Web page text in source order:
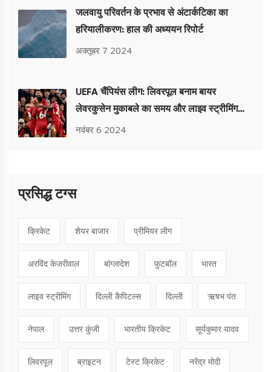
जलवायु परिवर्तन के प्रभाव से अंटार्कटिका का
हरियालीकरण: हाल की अध्ययन रिपोर्ट
अक्तूबर 7 2024
UEFA चैंपियंस लीग: लिवरपूल बनाम बायर
लेवरकुसेन मुकाबले का समय और लाइव स्ट्रीमिंग
जानकारी
नवंबर 6 2024
प्रसिद्ध टग्स
क्रिकेट शेयर बाजार प्रीमियर लीग
अरविंद केजरीवाल बांग्लादेश फुटबॉल भारत
लाइव स्ट्रीमिंग दिल्ली कैपिटल्स दिल्ली ऋषभ पंत
नेपाल उत्तर कुंजी भारतीय क्रिकेट सूर्यकुमार यादव
लिवरपूल ब्राइटन टेस्ट क्रिकेट नरेंद्र मोदी